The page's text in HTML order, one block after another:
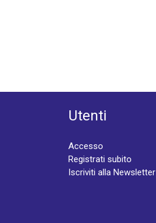
Utenti
Accesso
Registrati subito
Iscriviti alla Newsletter